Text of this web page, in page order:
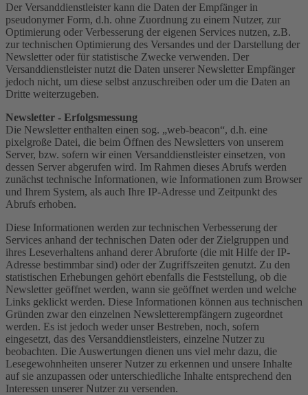
Der Versanddienstleister kann die Daten der Empfänger in
pseudonymer Form, d.h. ohne Zuordnung zu einem Nutzer, zur
Optimierung oder Verbesserung der eigenen Services nutzen, z.B.
zur technischen Optimierung des Versandes und der Darstellung der
Newsletter oder für statistische Zwecke verwenden. Der
Versanddienstleister nutzt die Daten unserer Newsletter Empfänger
jedoch nicht, um diese selbst anzuschreiben oder um die Daten an
Dritte weiterzugeben.
Newsletter - Erfolgsmessung
Die Newsletter enthalten einen sog. „web-beacon“, d.h. eine
pixelgroße Datei, die beim Öffnen des Newsletters von unserem
Server, bzw. sofern wir einen Versanddienstleister einsetzen, von
dessen Server abgerufen wird. Im Rahmen dieses Abrufs werden
zunächst technische Informationen, wie Informationen zum Browser
und Ihrem System, als auch Ihre IP-Adresse und Zeitpunkt des
Abrufs erhoben.
Diese Informationen werden zur technischen Verbesserung der
Services anhand der technischen Daten oder der Zielgruppen und
ihres Leseverhaltens anhand derer Abruforte (die mit Hilfe der IP-
Adresse bestimmbar sind) oder der Zugriffszeiten genutzt. Zu den
statistischen Erhebungen gehört ebenfalls die Feststellung, ob die
Newsletter geöffnet werden, wann sie geöffnet werden und welche
Links geklickt werden. Diese Informationen können aus technischen
Gründen zwar den einzelnen Newsletterempfängern zugeordnet
werden. Es ist jedoch weder unser Bestreben, noch, sofern
eingesetzt, das des Versanddienstleisters, einzelne Nutzer zu
beobachten. Die Auswertungen dienen uns viel mehr dazu, die
Lesegewohnheiten unserer Nutzer zu erkennen und unsere Inhalte
auf sie anzupassen oder unterschiedliche Inhalte entsprechend den
Interessen unserer Nutzer zu versenden.